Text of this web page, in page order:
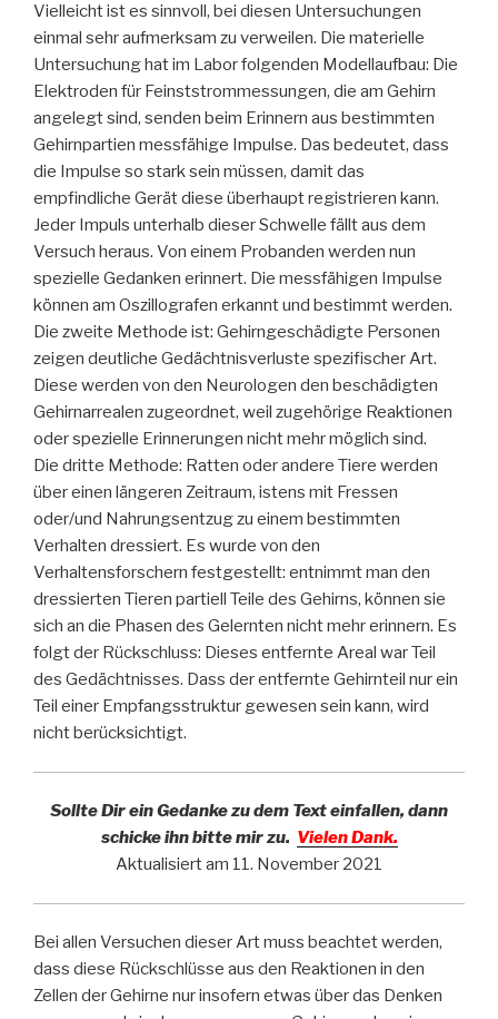
Vielleicht ist es sinnvoll, bei diesen Untersuchungen
einmal sehr aufmerksam zu verweilen. Die materielle
Untersuchung hat im Labor folgenden Modellaufbau: Die
Elektroden für Feinststrommessungen, die am Gehirn
angelegt sind, senden beim Erinnern aus bestimmten
Gehirnpartien messfähige Impulse. Das bedeutet, dass
die Impulse so stark sein müssen, damit das
empfindliche Gerät diese überhaupt registrieren kann.
Jeder Impuls unterhalb dieser Schwelle fällt aus dem
Versuch heraus. Von einem Probanden werden nun
spezielle Gedanken erinnert. Die messfähigen Impulse
können am Oszillografen erkannt und bestimmt werden.
Die zweite Methode ist: Gehirngeschädigte Personen
zeigen deutliche Gedächtnisverluste spezifischer Art.
Diese werden von den Neurologen den beschädigten
Gehirnarrealen zugeordnet, weil zugehörige Reaktionen
oder spezielle Erinnerungen nicht mehr möglich sind.
Die dritte Methode: Ratten oder andere Tiere werden
über einen längeren Zeitraum, istens mit Fressen
oder/und Nahrungsentzug zu einem bestimmten
Verhalten dressiert. Es wurde von den
Verhaltensforschern festgestellt: entnimmt man den
dressierten Tieren partiell Teile des Gehirns, können sie
sich an die Phasen des Gelernten nicht mehr erinnern. Es
folgt der Rückschluss: Dieses entfernte Areal war Teil
des Gedächtnisses. Dass der entfernte Gehirnteil nur ein
Teil einer Empfangsstruktur gewesen sein kann, wird
nicht berücksichtigt.
Sollte Dir ein Gedanke zu dem Text einfallen, dann
schicke ihn bitte mir zu. Vielen Dank.
Aktualisiert am 11. November 2021
Bei allen Versuchen dieser Art muss beachtet werden,
dass diese Rückschlüsse aus den Reaktionen in den
Zellen der Gehirne nur insofern etwas über das Denken